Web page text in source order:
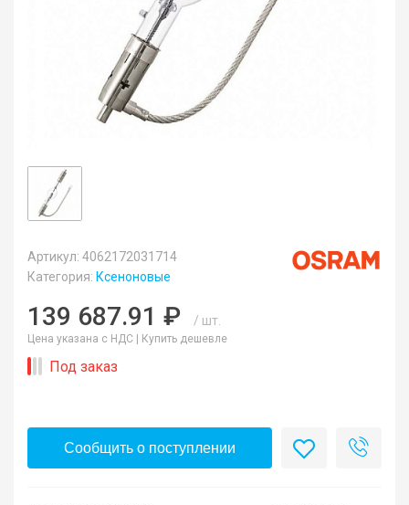
Артикул: 4062172031714
Категория: Ксеноновые
139 687.91 ₽ / шт.
Цена указана с НДС | Купить дешевле
Под заказ
Сообщить о поступлении